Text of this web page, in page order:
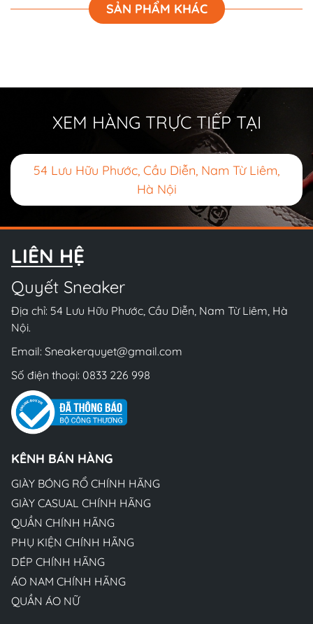
SẢN PHẨM KHÁC
XEM HÀNG TRỰC TIẾP TẠI
54 Lưu Hữu Phước, Cầu Diễn, Nam Từ Liêm,
Hà Nội
LIÊN HỆ
Quyết Sneaker
Địa chỉ: 54 Lưu Hữu Phước, Cầu Diễn, Nam Từ Liêm, Hà
Nội.
Email: Sneakerquyet@gmail.com
Số điện thoại: 0833 226 998
KÊNH BÁN HÀNG
GIÀY BÓNG RỔ CHÍNH HÃNG
GIÀY CASUAL CHÍNH HÃNG
QUẦN CHÍNH HÃNG
PHỤ KIỆN CHÍNH HÃNG
DÉP CHÍNH HÃNG
ÁO NAM CHÍNH HÃNG
QUẦN ÁO NỮ